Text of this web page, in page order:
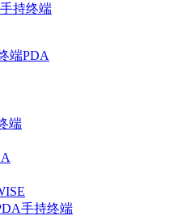
持终端
端PDA
端
手持终端